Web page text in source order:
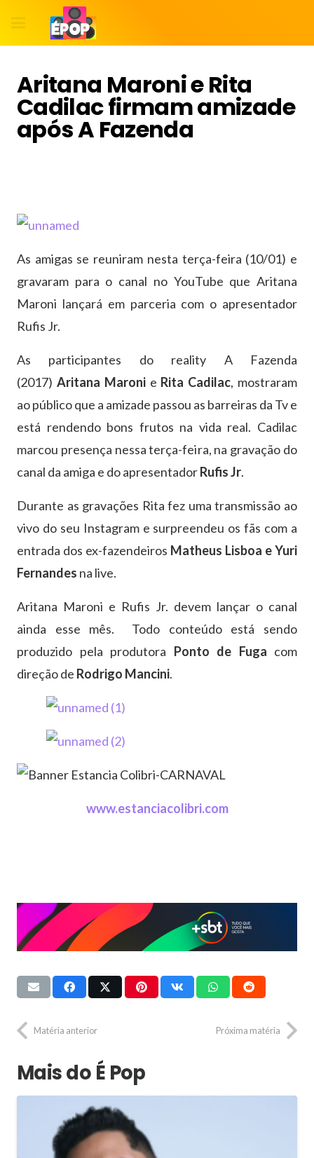
Aritana Maroni e Rita
Cadilac firmam amizade
após A Fazenda
As amigas se reuniram nesta terça-feira (10/01) e
gravaram para o canal no YouTube que Aritana
Maroni lançará em parceria com o apresentador
Rufis Jr.
As participantes do reality A Fazenda
(2017) Aritana Maronie Rita Cadilac, mostraram
ao público que a amizade passou as barreiras da Tv e
está rendendo bons frutos na vida real. Cadilac
marcou presença nessa terça-feira, na gravação do
canal da amiga e do apresentadorRufis Jr.
Durante as gravações Rita fez uma transmissão ao
vivo do seu Instagram e surpreendeu os fãs com a
entrada dos ex-fazendeiros Matheus Lisboa e Yuri
Fernandes na live.
Aritana Maroni e Rufis Jr. devem lançar o canal
ainda esse mês. Todo conteúdo está sendo
produzido pela produtora Ponto de Fuga com
direção de Rodrigo Mancini.
www.estanciacolibri.com
Matéria anterior Próxima matéria
Mais do É Pop